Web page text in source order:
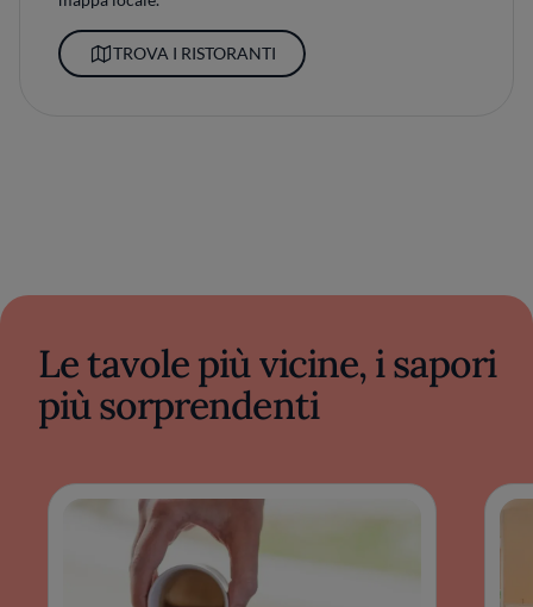
TROVA I RISTORANTI
Le tavole più vicine, i sapori
più sorprendenti